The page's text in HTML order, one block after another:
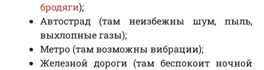
бродяги);
Автострад (там неизбежны шум, пыль,
выхлопные газы);
Метро (там возможны вибрации);
Железной дороги (там беспокоит ночной